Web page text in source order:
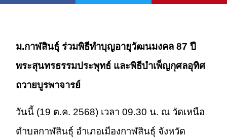
ม.กาฬสินธุ์ ร่วมพิธีทำบุญอายุวัฒนมงคล 87 ปี
พระสุนทรธรรมประพุทธ์ และพิธีบำเพ็ญกุศลอุทิศ
ถวายบูรพาจารย์
วันนี้ (19 ต.ค. 2568) เวลา 09.30 น. ณ วัดเหนือ
ตำบลกาฬสินธุ์ อำเภอเมืองกาฬสินธุ์ จังหวัด